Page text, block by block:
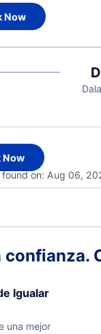
Now
Now
on: Aug 06,
confianza.
Igualar
una mejor